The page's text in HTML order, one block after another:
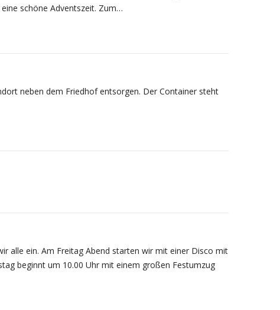
schöne Adventszeit. Zum…
neben dem Friedhof entsorgen. Der Container steht
alle ein. Am Freitag Abend starten wir mit einer Disco mit
beginnt um 10.00 Uhr mit einem großen Festumzug